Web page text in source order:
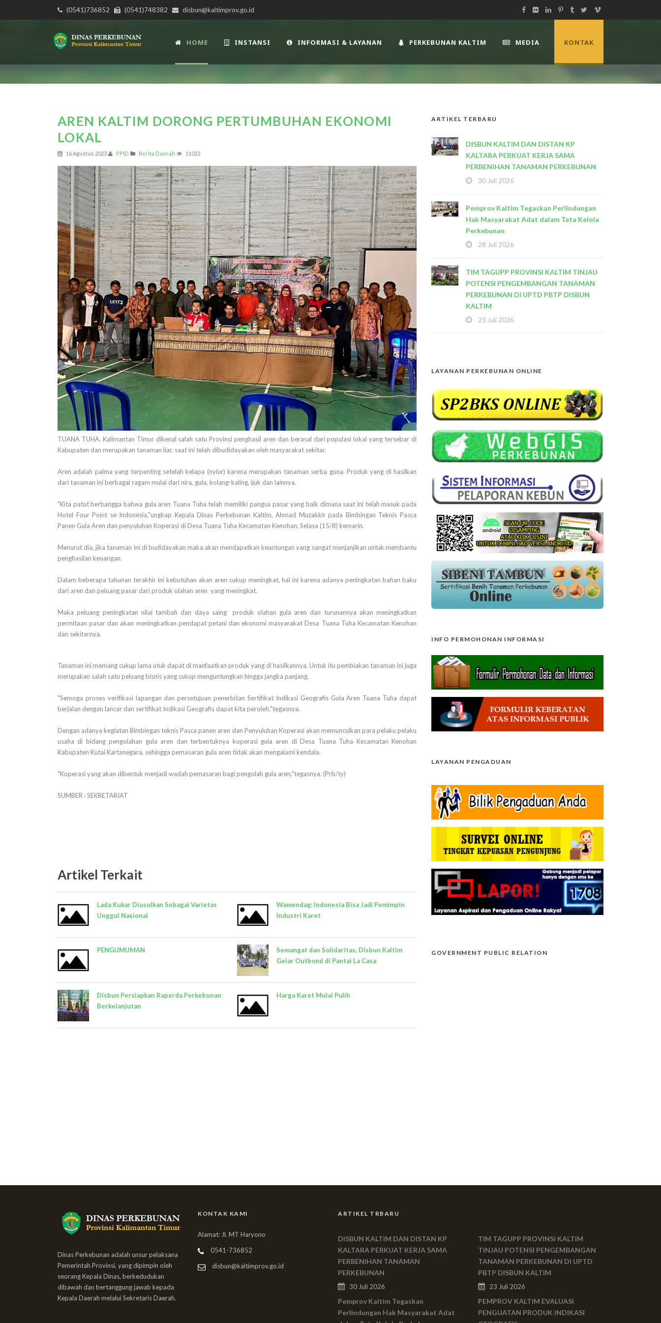
(0541)736852 (0541)748382 disbun@kaltimprov.go.id
HOME INSTANSI INFORMASI & LAYANAN PERKEBUNAN KALTIM MEDIA KONTAK
AREN KALTIM DORONG PERTUMBUHAN EKONOMI
LOKAL
16 Agustus 2023 PPID Berita Daerah 11022
TUANA TUHA. Kalimantan Timur dikenal salah satu Provinsi penghasil aren dan berasal dari populasi lokal yang tersebar di
Kabupaten dan merupakan tanaman liar, saat ini telah dibudidayakan oleh masyarakat sekitar.
Aren adalah palma yang terpenting setelah kelapa (nyiur) karena merupakan tanaman serba guna. Produk yang di hasilkan
dari tanaman ini berbagai ragam mulai dari nira, gula, kolang-kaling, ijuk dan lainnya.
"Kita patut berbangga bahwa gula aren Tuana Tuha telah memiliki pangsa pasar yang baik dimana saat ini telah masuk pada
Hotel Four Point se Indonesia,"ungkap Kepala Dinas Perkebunan Kaltim, Ahmad Muzakkir pada Bimbingan Teknis Pasca
Panen Gula Aren dan penyuluhan Koperasi di Desa Tuana Tuha Kecamatan Kenohan, Selasa (15/8) kemarin.
Menurut dia, jika tanaman ini di budidayakan maka akan mendapatkan keuntungan yang sangat menjanjikan untuk membantu
penghasilan keuangan.
Dalam beberapa tahunan terakhir ini kebutuhan akan aren cukup meningkat, hal ini karena adanya peningkatan bahan baku
dari aren dan peluang pasar dari produk olahan aren yang meningkat.
Maka peluang peningkatan nilai tambah dan daya saing produk olahan gula aren dan turunannya akan meningkatkan
permitaan pasar dan akan meningkatkan pendapat petani dan ekonomi masyarakat Desa Tuana Tuha Kecamatan Kenohan
dan sekitarnya.
Tanaman ini memang cukup lama utuk dapat di manfaatkan produk yang di hasilkannya. Untuk itu pembiakan tanaman ini juga
merupakan salah satu peluang bisnis yang cukup menguntungkan hingga jangka panjang.
"Semoga proses verifikasi lapangan dan persetujuan penerbitan Sertifikat Indikasi Geografis Gula Aren Tuana Tuha dapat
berjalan dengan lancar dan sertifikat Indikasi Geografis dapat kita peroleh,"tegasnya.
Dengan adanya kegiatan Bimbingan teknis Pasca panen aren dan Penyuluhan Koperasi akan memunculkan para pelaku pelaku
usaha di bidang pengolahan gula aren dan terbentuknya koperasi gula aren di Desa Tuana Tuha Kecamatan Kenohan
Kabupaten Kutai Kartanegara, sehingga pemasaran gula aren tidak akan mengalami kendala.
"Koperasi yang akan dibentuk menjadi wadah pemasaran bagi pengolah gula aren,"tegasnya. (Prb/ty)
SUMBER : SEKRETARIAT
Artikel Terkait
Lada Kukar Diusulkan Sebagai Varietas
Unggul Nasional
PENGUMUMAN
Disbun Persiapkan Raperda Perkebunan
Berkelanjutan
Wamendag: Indonesia Bisa Jadi Pemimpin
Industri Karet
Semangat dan Solidaritas, Disbun Kaltim
Gelar Outbond di Pantai La Casa
Harga Karet Mulai Pulih
ARTIKEL TERBARU
DISBUN KALTIM DAN DISTAN KP
KALTARA PERKUAT KERJA SAMA
PERBENIHAN TANAMAN PERKEBUNAN
30 Juli 2026
Pemprov Kaltim Tegaskan Perlindungan
Hak Masyarakat Adat dalam Tata Kelola
Perkebunan
28 Juli 2026
TIM TAGUPP PROVINSI KALTIM TINJAU
POTENSI PENGEMBANGAN TANAMAN
PERKEBUNAN DI UPTD PBTP DISBUN
KALTIM
23 Juli 2026
LAYANAN PERKEBUNAN ONLINE
INFO PERMOHONAN INFORMASI
LAYANAN PENGADUAN
GOVERNMENT PUBLIC RELATION
Dinas Perkebunan adalah unsur pelaksana
Pemerintah Provinsi, yang dipimpin oleh
seorang Kepala Dinas, berkedudukan
dibawah dan bertanggung jawab kepada
Kepala Daerah melalui Sekretaris Daerah.
KONTAK KAMI
Alamat: Jl. MT Haryono
0541-736852
disbun@kaltimprov.go.id
ARTIKEL TRBARU
DISBUN KALTIM DAN DISTAN KP
KALTARA PERKUAT KERJA SAMA
PERBENIHAN TANAMAN
PERKEBUNAN
30 Juli 2026
Pemprov Kaltim Tegaskan
Perlindungan Hak Masyarakat Adat
TIM TAGUPP PROVINSI KALTIM
TINJAU POTENSI PENGEMBANGAN
TANAMAN PERKEBUNAN DI UPTD
PBTP DISBUN KALTIM
23 Juli 2026
PEMPROV KALTIM EVALUASI
PENGUATAN PRODUK INDIKASI